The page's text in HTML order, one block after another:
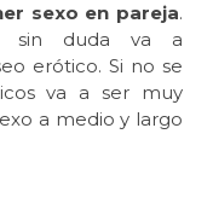
sexo en pareja.
sin duda va a
erótico. Si no se
va a ser muy
a medio y largo